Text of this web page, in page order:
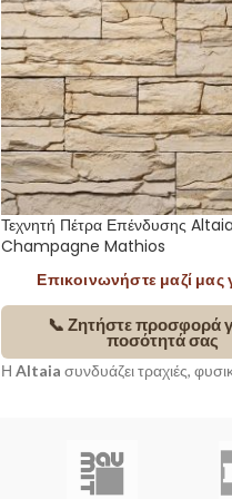
Τεχνητή Πέτρα Επένδυσης Altaia
Champagne Mathios
Επικοινωνήστε μαζί μας
📞 Ζητήστε προσφορά
ποσότητά σας
Η Altaia συνδυάζει τραχιές,
διάταξη και ακανόνιστα
σε ακριβές πλαίσιο, προσφέρει